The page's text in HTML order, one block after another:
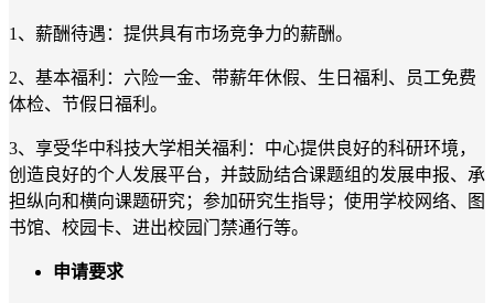
1、薪酬待遇：提供具有市场竞争力的薪酬。
2、基本福利：六险一金、带薪年休假、生日福利、员工免费
体检、节假日福利。
3、享受华中科技大学相关福利：中心提供良好的科研环境，
创造良好的个人发展平台，并鼓励结合课题组的发展申报、承
担纵向和横向课题研究；参加研究生指导；使用学校网络、图
书馆、校园卡、进出校园门禁通行等。
申请要求